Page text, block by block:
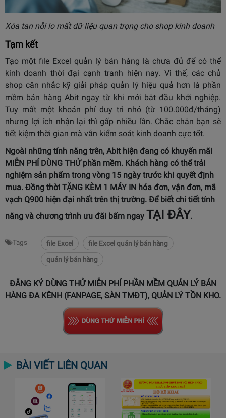
Xóa tan nỗi lo mất dữ liệu quan trọng cho shop kinh doanh
Tạm kết
Tạo một file Excel quản lý bán hàng là chưa đủ để có thể
kinh doanh thời đại cạnh tranh hiện nay. Vì thế, các chủ
shop cân nhắc kỹ giải pháp quản lý hiệu quả hơn là phần
mềm bán hàng Abit ngay từ khi mới bắt đầu khởi nghiệp.
Tuy mất một khoản phí duy trì nhỏ (từ 100.000đ/tháng)
nhưng lợi ích nhận lại thì gấp nhiều lần. Chắc chắn bạn sẽ
tiết kiệm thời gian mà vẫn kiểm soát kinh doanh cực tốt.
Ngoài những tính năng trên, Abit hiện đang có khuyến mãi
MIỄN PHÍ DÙNG THỬ phần mềm. Khách hàng có thể trải
nghiệm sản phẩm trong vòng 15 ngày trước khi quyết định
mua. Đồng thời TẶNG KÈM 1 MÁY IN hóa đơn, vận đơn, mã
vạch Q900 hiện đại nhất trên thị trường. Để biết chi tiết tính
năng và chương trình ưu đãi bấm ngay TẠI ĐÂY.
Tags file Excel
file Excel quản lý bán hàng
quản lý bán hàng
ĐĂNG KÝ DÙNG THỬ MIỄN PHÍ PHẦN MỀM QUẢN LÝ BÁN
HÀNG ĐA KÊNH (FANPAGE, SÀN TMĐT), QUẢN LÝ TỒN KHO.
BÀI VIẾT LIÊN QUAN